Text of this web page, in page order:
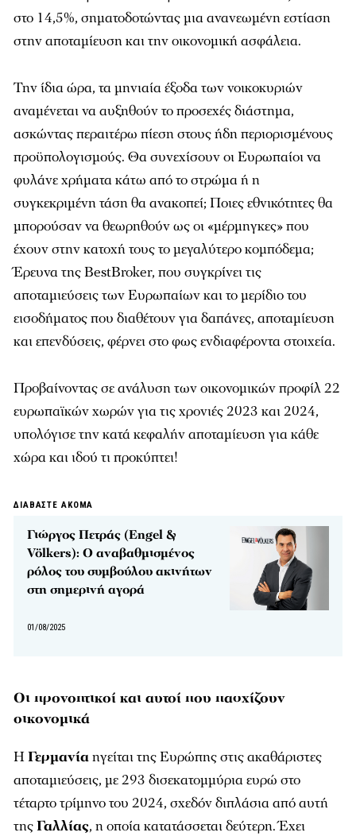
στο 14,5%, σηματοδοτώντας μια ανανεωμένη εστίαση
στην αποταμίευση και την οικονομική ασφάλεια.
Την ίδια ώρα, τα μηνιαία έξοδα των νοικοκυριών
αναμένεται να αυξηθούν το προσεχές διάστημα,
ασκώντας περαιτέρω πίεση στους ήδη περιορισμένους
προϋπολογισμούς. Θα συνεχίσουν οι Ευρωπαίοι να
φυλάνε χρήματα κάτω από το στρώμα ή η
συγκεκριμένη τάση θα ανακοπεί; Ποιες εθνικότητες θα
μπορούσαν να θεωρηθούν ως οι «μέρμηγκες» που
έχουν στην κατοχή τους το μεγαλύτερο κομπόδεμα;
Έρευνα της BestBroker, που συγκρίνει τις
αποταμιεύσεις των Ευρωπαίων και το μερίδιο του
εισοδήματος που διαθέτουν για δαπάνες, αποταμίευση
και επενδύσεις, φέρνει στο φως ενδιαφέροντα στοιχεία.
Προβαίνοντας σε ανάλυση των οικονομικών προφίλ 22
ευρωπαϊκών χωρών για τις χρονιές 2023 και 2024,
υπολόγισε την κατά κεφαλήν αποταμίευση για κάθε
χώρα και ιδού τι προκύπτει!
ΔΙΑΒΑΣΤΕ ΑΚΟΜΑ
Γιώργος Πετράς (Engel &
Völkers): Ο αναβαθμισμένος
ρόλος του συμβούλου ακινήτων
στη σημερινή αγορά
01/08/2025
Οι προνοητικοί και αυτοί που πασχίζουν
οικονομικά
ΗΓερμανίαηγείται της Ευρώπης στις ακαθάριστες
αποταμιεύσεις, με 293 δισεκατομμύρια ευρώ στο
τέταρτο τρίμηνο του 2024, σχεδόν διπλάσια από αυτή
τηςΓαλλίας, η οποία κατατάσσεται δεύτερη. Έχει